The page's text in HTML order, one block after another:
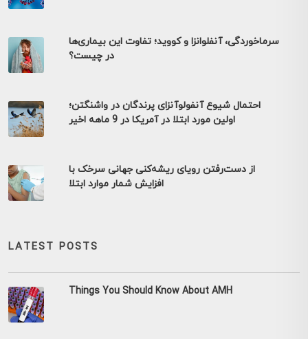
سرماخوردگی، آنفلوانزا و کووید؛ تفاوت این بیماری‌ها
در چیست؟
احتمال شیوع آنفولوآنزای پرندگان در واشنگتن؛
اولین مورد ابتلا در آمریکا در 9 ماهه اخیر
از دست‌رفتن رویای ریشه‌کنی جهانی سرخک با
افزایش شمار موارد ابتلا
LATEST POSTS
Things You Should Know About AMH